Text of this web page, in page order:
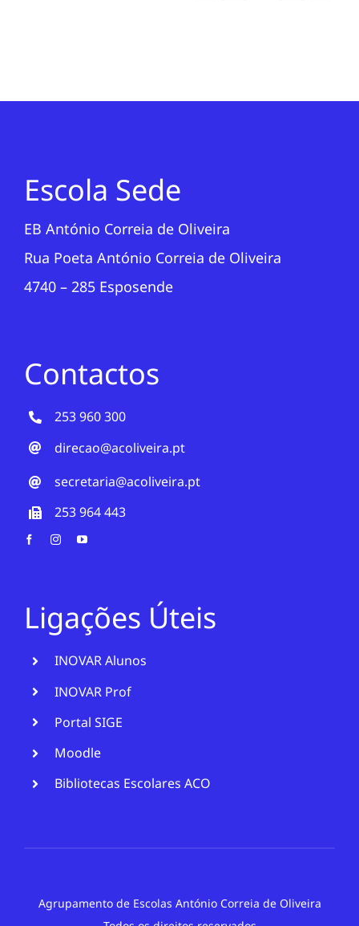
Escola Sede
EB António Correia de Oliveira
Rua Poeta António Correia de Oliveira
4740 – 285 Esposende
Contactos
253 960 300
direcao@acoliveira.pt
secretaria@acoliveira.pt
253 964 443
Ligações Úteis
INOVAR Alunos
INOVAR Prof
Portal SIGE
Moodle
Bibliotecas Escolares ACO
Agrupamento de Escolas António Correia de Oliveira